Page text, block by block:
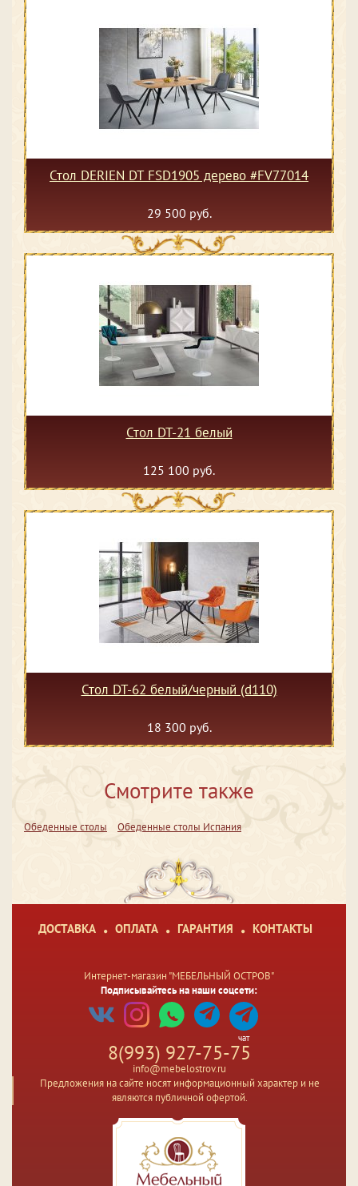
Стол DERIEN DT FSD1905 дерево #FV77014
29 500 руб.
Стол DT-21 белый
125 100 руб.
Стол DT-62 белый/черный (d110)
18 300 руб.
Смотрите также
Обеденные столы Обеденные столы Испания
ДОСТАВКА ОПЛАТА ГАРАНТИЯ КОНТАКТЫ
Интернет-магазин "МЕБЕЛЬНЫЙ ОСТРОВ"
Подписывайтесь на наши соцсети:
чат
8(993) 927-75-75
info@mebelostrov.ru
Предложения на сайте носят информационный характер и не
являются публичной офертой.